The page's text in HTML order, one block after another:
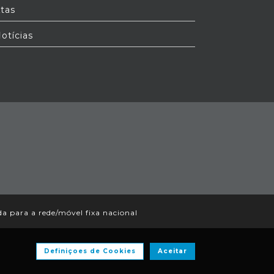
para a rede/móvel fixa nacional
Aceitar
Definiçoes de Cookies